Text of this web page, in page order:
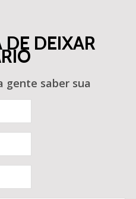
DE DEIXAR
gente saber sua